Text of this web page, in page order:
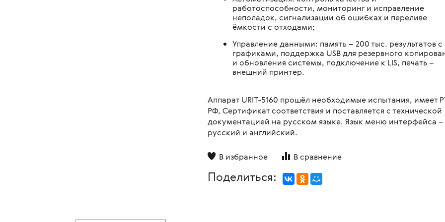
работоспособности, мониторинг и исправление
неполадок, сигнализации об ошибках и переливе
ёмкости с отходами;
Управление данными: память – 200 тыс. результатов с
графиками, поддержка USB для резервного
и обновления системы, подключение к LIS, печать –
внешний принтер.
Аппарат URIT-5160 прошёл необходимые испытания, имеет
РФ, Сертификат соответствия и поставляется с технической
документацией на русском языке. Язык меню интерфейса –
русский и английский.
В избранное В сравнение
Поделиться: